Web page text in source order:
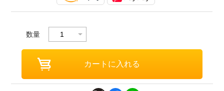
数量